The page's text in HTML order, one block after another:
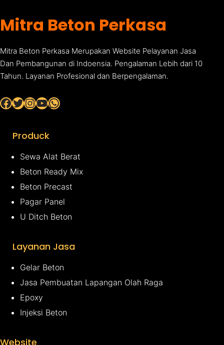
Mitra Beton Perkasa
Mitra Beton Perkasa Merupakan Website Pelayanan Jasa
Dan Pembangunan di Indoensia. Pengalaman Lebih dari 10
Tahun. Layanan Profesional dan Berpengalaman.
Facebook Twitter InstagramYouTube WhatsApp
Produck
Sewa Alat Berat
Beton Ready Mix
Beton Precast
Pagar Panel
U Ditch Beton
Layanan Jasa
Gelar Beton
Jasa Pembuatan Lapangan Olah Raga
Epoxy
Injeksi Beton
Website